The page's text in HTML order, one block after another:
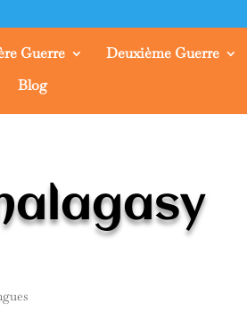
Guerre Deuxième Guerre
Blog